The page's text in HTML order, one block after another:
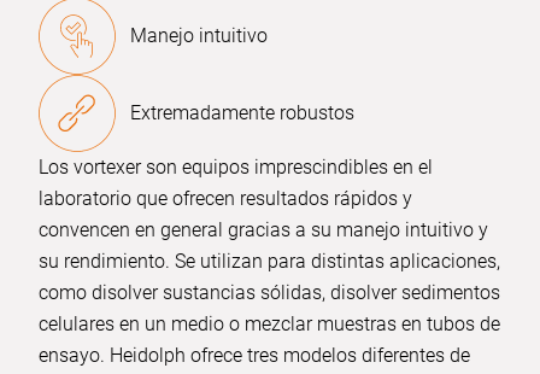
Manejo intuitivo
Extremadamente robustos
Los vortexer son equipos imprescindibles en el
laboratorio que ofrecen resultados rápidos y
convencen en general gracias a su manejo intuitivo y
su rendimiento. Se utilizan para distintas aplicaciones,
como disolver sustancias sólidas, disolver sedimentos
celulares en un medio o mezclar muestras en tubos de
ensayo. Heidolph ofrece tres modelos diferentes de